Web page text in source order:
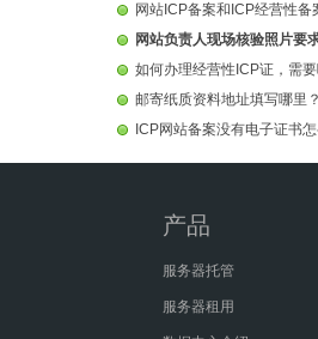
网站ICP备案和ICP经营性备
网站负责人现场核验照片要
如何办理经营性ICP证，需
邮寄纸质资料地址填写哪里
ICP网站备案没有电子证书
产品
服务器托管
服务器租用